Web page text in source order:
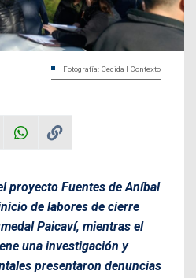
Fotografía: Cedida | Contexto
proyecto Fuentes de Aníbal
de labores de cierre
Paicaví, mientras el
una investigación y
presentaron denuncias